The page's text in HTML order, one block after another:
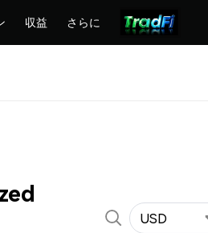
収益 さらに
USD